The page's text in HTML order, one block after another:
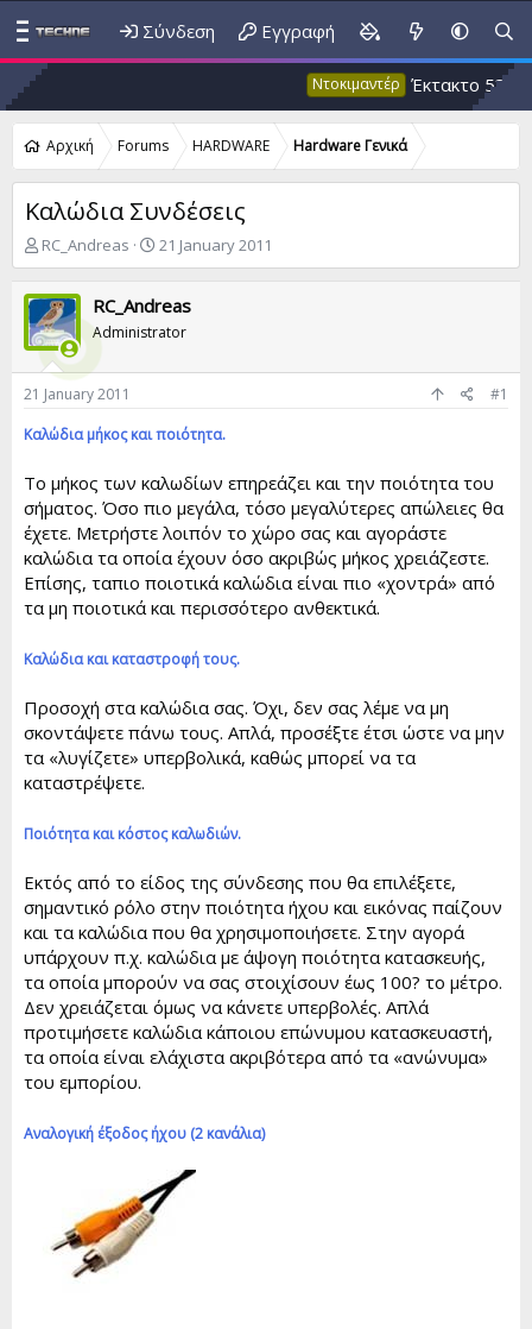
Σύνδεση Εγγραφή
Ντοκιμαντέρ Έκτακτο 53: Ψευδής
Αρχική Forums HARDWARE Hardware Γενικά
Καλώδια Συνδέσεις
T
h
e
a
d
s
r
e
r
RC_Andreas
S
t
r
t
a
21 January 2011
RC_Andreas
Administrator
21 January 2011
#1
Καλώδια μήκος και ποιότητα.
Το μήκος των καλωδίων επηρεάζει και την ποιότητα του
σήματος. Όσο πιο μεγάλα, τόσο μεγαλύτερες απώλειες θα
έχετε. Μετρήστε λοιπόν το χώρο σας και αγοράστε
καλώδια τα οποία έχουν όσο ακριβώς μήκος χρειάζεστε.
Επίσης, ταπιο ποιοτικά καλώδια είναι πιο «χοντρά» από
τα μη ποιοτικά και περισσότερο ανθεκτικά.
Καλώδια και καταστροφή τους.
Προσοχή στα καλώδια σας. Όχι, δεν σας λέμε να μη
σκοντάψετε πάνω τους. Απλά, προσέξτε έτσι ώστε να μην
τα «λυγίζετε» υπερβολικά, καθώς μπορεί να τα
καταστρέψετε.
Ποιότητα και κόστος καλωδιών.
Εκτός από το είδος της σύνδεσης που θα επιλέξετε,
σημαντικό ρόλο στην ποιότητα ήχου και εικόνας παίζουν
και τα καλώδια που θα χρησιμοποιήσετε. Στην αγορά
υπάρχουν π.χ. καλώδια με άψογη ποιότητα κατασκευής,
τα οποία μπορούν να σας στοιχίσουν έως 100? το μέτρο.
Δεν χρειάζεται όμως να κάνετε υπερβολές. Απλά
προτιμήσετε καλώδια κάποιου επώνυμου κατασκευαστή,
τα οποία είναι ελάχιστα ακριβότερα από τα «ανώνυμα»
του εμπορίου.
Αναλογική έξοδος ήχου (2 κανάλια)